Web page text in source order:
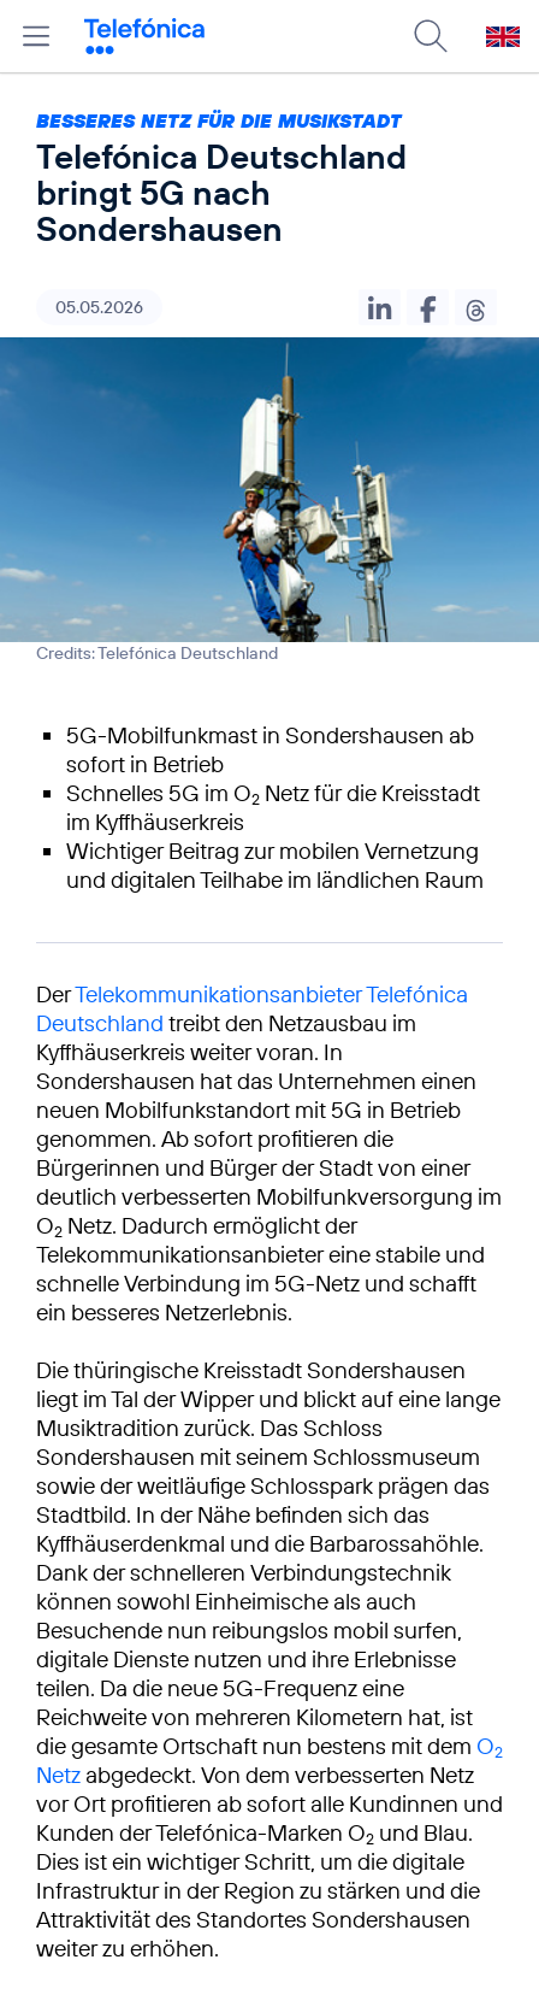
BESSERES NETZ FÜR DIE MUSIKSTADT
Telefónica Deutschland
bringt 5G nach
Sondershausen
05.05.2026
Credits: Telefónica Deutschland
5G-Mobilfunkmast in Sondershausen ab
sofort in Betrieb
Schnelles 5G im O2 Netz für die Kreisstadt
im Kyffhäuserkreis
Wichtiger Beitrag zur mobilen Vernetzung
und digitalen Teilhabe im ländlichen Raum
DerTelekommunikationsanbieter Telefónica
Deutschland treibt den Netzausbau im
Kyffhäuserkreis weiter voran. In
Sondershausen hat das Unternehmen einen
neuen Mobilfunkstandort mit 5G in Betrieb
genommen. Ab sofort profitieren die
Bürgerinnen und Bürger der Stadt von einer
deutlich verbesserten Mobilfunkversorgung im
O2 Netz. Dadurch ermöglicht der
Telekommunikationsanbieter eine stabile und
schnelle Verbindung im 5G-Netz und schafft
ein besseres Netzerlebnis.
Die thüringische Kreisstadt Sondershausen
liegt im Tal der Wipper und blickt auf eine lange
Musiktradition zurück. Das Schloss
Sondershausen mit seinem Schlossmuseum
sowie der weitläufige Schlosspark prägen das
Stadtbild. In der Nähe befinden sich das
Kyffhäuserdenkmal und die Barbarossahöhle.
Dank der schnelleren Verbindungstechnik
können sowohl Einheimische als auch
Besuchende nun reibungslos mobil surfen,
digitale Dienste nutzen und ihre Erlebnisse
teilen. Da die neue 5G-Frequenz eine
Reichweite von mehreren Kilometern hat, ist
die gesamte Ortschaft nun bestens mit dem O2
Netz abgedeckt. Von dem verbesserten Netz
vor Ort profitieren ab sofort alle Kundinnen und
Kunden der Telefónica-Marken O2 und Blau.
Dies ist ein wichtiger Schritt, um die digitale
Infrastruktur in der Region zu stärken und die
Attraktivität des Standortes Sondershausen
weiter zu erhöhen.